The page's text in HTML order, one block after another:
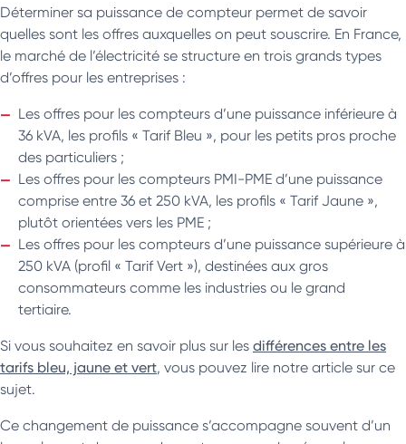
Déterminer sa puissance de compteur permet de savoir
quelles sont les offres auxquelles on peut souscrire. En France,
le marché de l’électricité se structure en trois grands types
d’offres pour les entreprises :
Les offres pour les compteurs d’une puissance inférieure à
36 kVA, les profils « Tarif Bleu », pour les petits pros proche
des particuliers ;
Les offres pour les compteurs PMI-PME d’une puissance
comprise entre 36 et 250 kVA, les profils « Tarif Jaune »,
plutôt orientées vers les PME ;
Les offres pour les compteurs d’une puissance supérieure à
250 kVA (profil « Tarif Vert »), destinées aux gros
consommateurs comme les industries ou le grand
tertiaire.
Si vous souhaitez en savoir plus sur les différences entre les
tarifs bleu, jaune et vert, vous pouvez lire notre article sur ce
sujet.
Ce changement de puissance s’accompagne souvent d’un